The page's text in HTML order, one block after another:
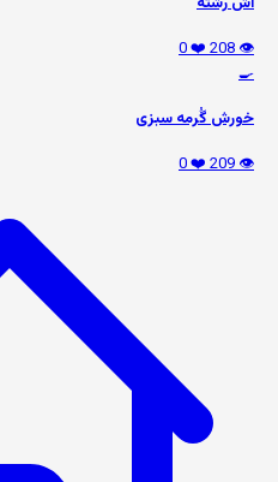
👁️ 208
❤️ 0
🍳
خورش گُرمه سبزی
👁️ 209
❤️ 0